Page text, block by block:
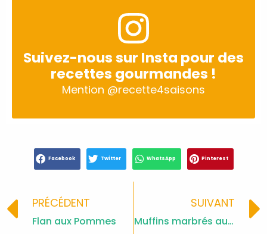
Suivez-nous sur Insta pour des
recettes gourmandes !
Mention @recette4saisons
Facebook Twitter WhatsApp Pinterest
Prev
PRÉCÉDENT
Flan aux Pommes
SUIVANT
Muffins marbrés au chocolat